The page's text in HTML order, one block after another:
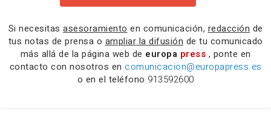
Si necesitas asesoramiento en comunicación, redacción de
tus notas de prensa o ampliar la difusión de tu comunicado
más allá de la página web de europa press , ponte en
contacto con nosotros en comunicacion@europapress.es
o en el teléfono 913592600